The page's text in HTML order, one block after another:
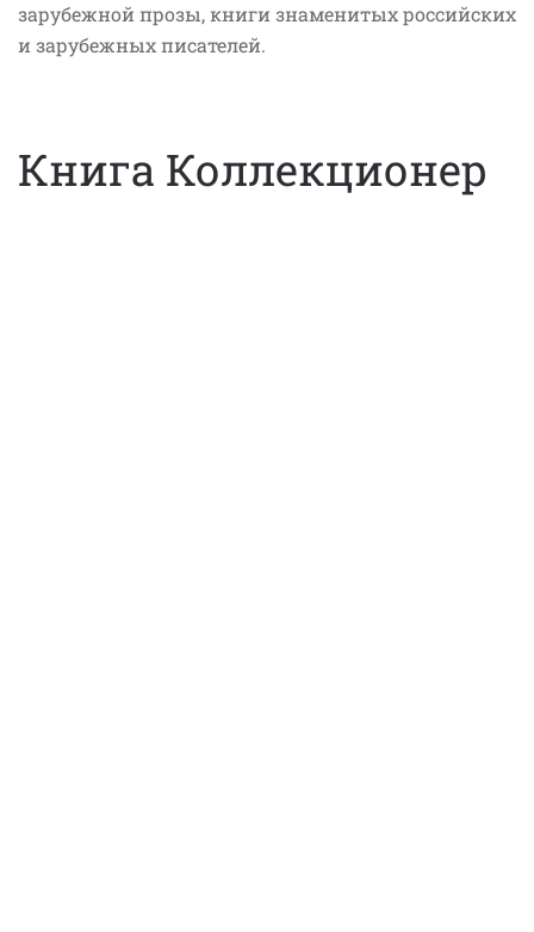
зарубежной прозы, книги знаменитых российских
и зарубежных писателей.
Книга Коллекционер